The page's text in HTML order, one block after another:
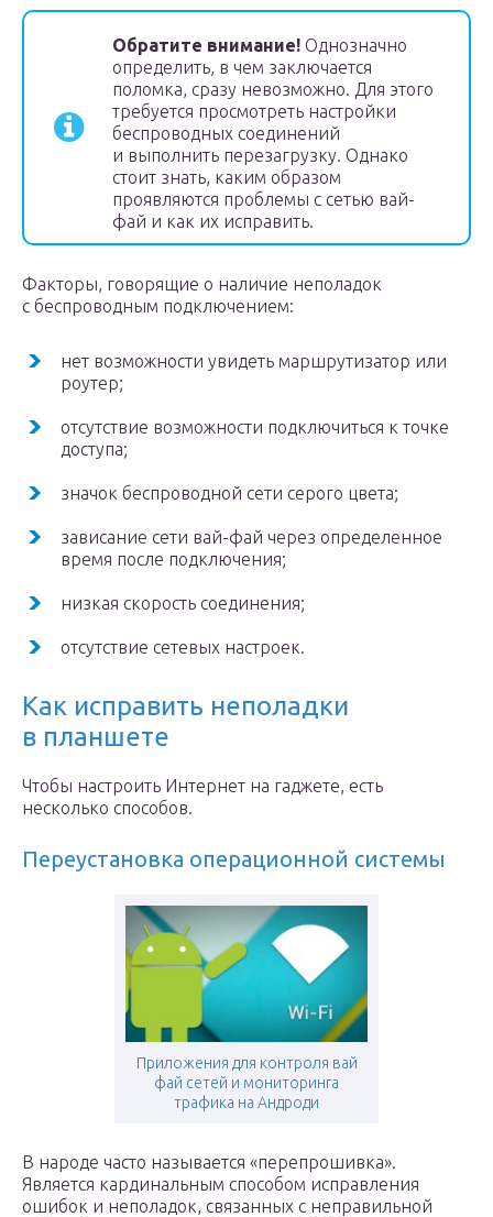
Обратите внимание! Однозначно
определить, в чем заключается
поломка, сразу невозможно. Для этого
требуется просмотреть настройки
беспроводных соединений
и выполнить перезагрузку. Однако
стоит знать, каким образом
проявляются проблемы с сетью вай-
фай и как их исправить.
Факторы, говорящие о наличие неполадок
с беспроводным подключением:
нет возможности увидеть маршрутизатор или
роутер;
отсутствие возможности подключиться к точке
доступа;
значок беспроводной сети серого цвета;
зависание сети вай-фай через определенное
время после подключения;
низкая скорость соединения;
отсутствие сетевых настроек.
Как исправить неполадки
в планшете
Чтобы настроить Интернет на гаджете, есть
несколько способов.
Переустановка операционной системы
Приложения для контроля вай
фай сетей и мониторинга
трафика на Андроди
В народе часто называется «перепрошивка».
Является кардинальным способом исправления
ошибок и неполадок, связанных с неправильной